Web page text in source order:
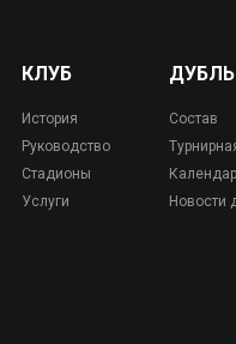
КЛУБ
История
Руководство
Стадионы
Услуги
ДУБЛЬ
Состав
Новости